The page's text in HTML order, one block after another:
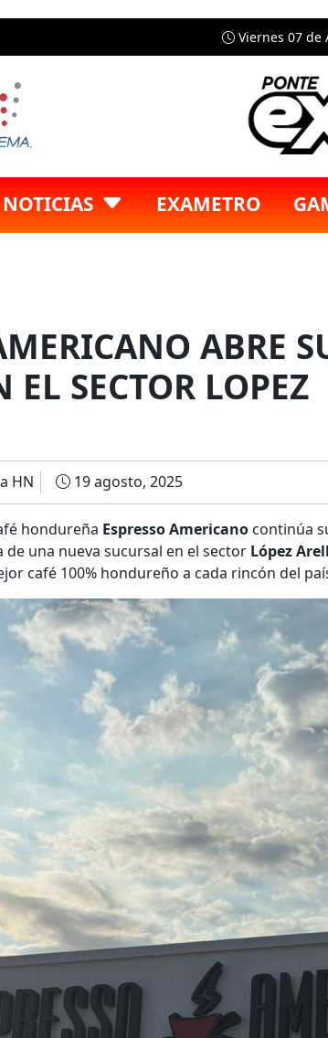
Viernes 07 de
NOTICIAS EXAMETRO
ABRE
EL SECTOR LOPEZ
HN 19 agosto, 2025
hondureña Espresso Americano continúa
una nueva sucursal en el sector López
café 100% hondureño a cada rincón del